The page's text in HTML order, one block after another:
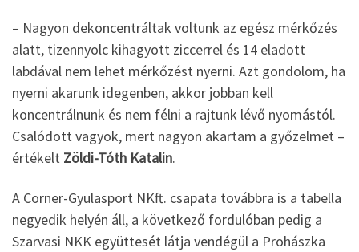
– Nagyon dekoncentráltak voltunk az egész mérkőzés
alatt, tizennyolc kihagyott ziccerrel és 14 eladott
labdával nem lehet mérkőzést nyerni. Azt gondolom, ha
nyerni akarunk idegenben, akkor jobban kell
koncentrálnunk és nem félni a rajtunk lévő nyomástól.
Csalódott vagyok, mert nagyon akartam a győzelmet –
értékelt Zöldi-Tóth Katalin.
A Corner-Gyulasport NKft. csapata továbbra is a tabella
negyedik helyén áll, a következő fordulóban pedig a
Szarvasi NKK együttesét látja vendégül a Prohászka